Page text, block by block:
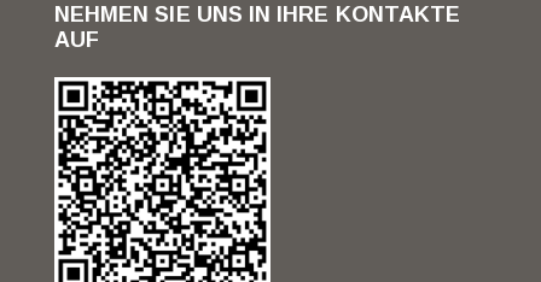
NEHMEN SIE UNS IN IHRE KONTAKTE
AUF